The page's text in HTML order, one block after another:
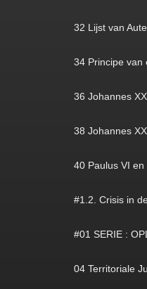
32 Lijst van
34 Principe van
36 Johannes
38 Johannes
40 Paulus VI
#1.2. Crisis in
#01 SERIE :
04 Territoriale